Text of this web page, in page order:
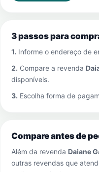
3 passos para
1. Informe o endereço de
2. Compare a revenda
disponíveis.
3. Escolha forma de
Compare antes de
Além da revenda Daiane
outras revendas que